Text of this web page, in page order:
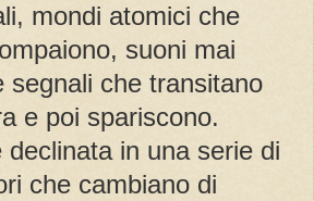
mondi atomici che
suoni mai
segnali che transitano
e poi spariscono.
declinata in una serie di
che cambiano di